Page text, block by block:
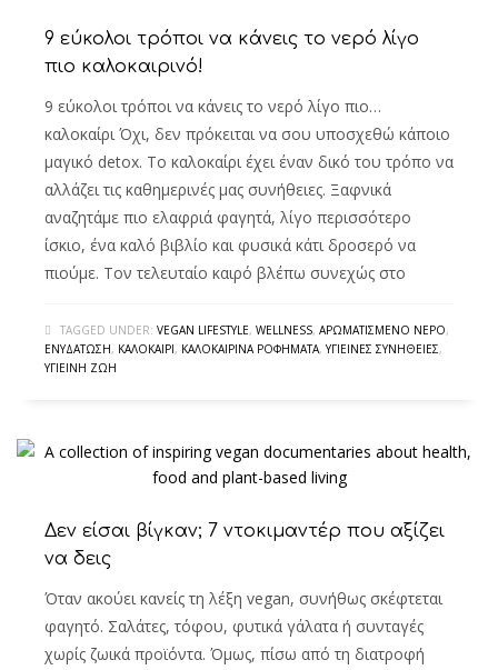
9 εύκολοι τρόποι να κάνεις το νερό λίγο
πιο καλοκαιρινό!
9 εύκολοι τρόποι να κάνεις το νερό λίγο πιο…
καλοκαίρι Όχι, δεν πρόκειται να σου υποσχεθώ κάποιο
μαγικό detox. Το καλοκαίρι έχει έναν δικό του τρόπο να
αλλάζει τις καθημερινές μας συνήθειες. Ξαφνικά
αναζητάμε πιο ελαφριά φαγητά, λίγο περισσότερο
ίσκιο, ένα καλό βιβλίο και φυσικά κάτι δροσερό να
πιούμε. Τον τελευταίο καιρό βλέπω συνεχώς στο
TAGGED UNDER: VEGAN LIFESTYLE, WELLNESS, ΑΡΩΜΑΤΙΣΜΈΝΟ ΝΕΡΌ,
ΕΝΥΔΆΤΩΣΗ, ΚΑΛΟΚΑΊΡΙ, ΚΑΛΟΚΑΙΡΙΝΆ ΡΟΦΉΜΑΤΑ,ΥΓΙΕΙΝΈΣ ΣΥΝΉΘΕΙΕΣ,
ΥΓΙΕΙΝΉ ΖΩΉ
Δεν είσαι βίγκαν; 7 ντοκιμαντέρ που αξίζει
να δεις
Όταν ακούει κανείς τη λέξη vegan, συνήθως σκέφτεται
φαγητό. Σαλάτες, τόφου, φυτικά γάλατα ή συνταγές
χωρίς ζωικά προϊόντα. Όμως, πίσω από τη διατροφή